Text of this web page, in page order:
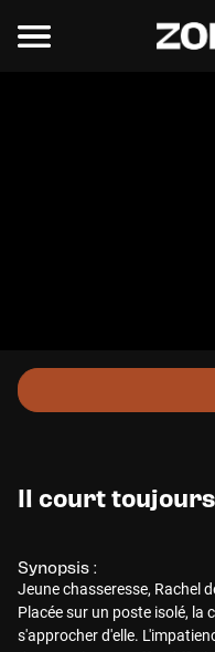
Il court
Synopsis :
Jeune chasseresse, Rachel
Placée sur un poste isolé, la
s'approcher d'elle.